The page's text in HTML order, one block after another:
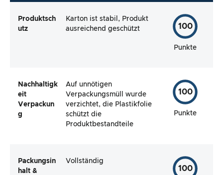
Produktsch
utz
Karton ist stabil, Produkt
ausreichend geschützt
100
Punkte
Nachhaltigk
eit
Verpackun
g
Auf unnötigen
Verpackungsmüll wurde
verzichtet, die Plastikfolie
schützt die
Produktbestandteile
100
Punkte
Packungsin
halt &
Vollständig
100